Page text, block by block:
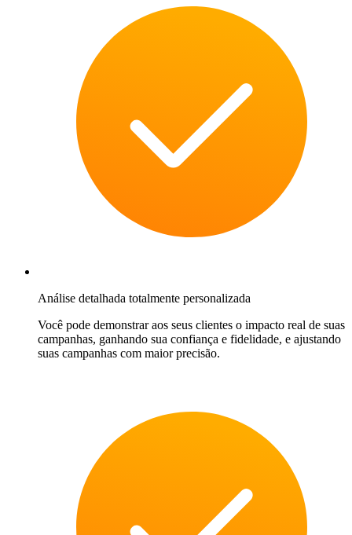
Análise detalhada totalmente personalizada
Você pode demonstrar aos seus clientes o impacto real de suas
campanhas, ganhando sua confiança e fidelidade, e ajustando
suas campanhas com maior precisão.